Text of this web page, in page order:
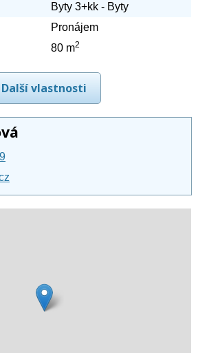
Byty 3+kk - Byty
Pronájem
80 m2
Další vlastnosti